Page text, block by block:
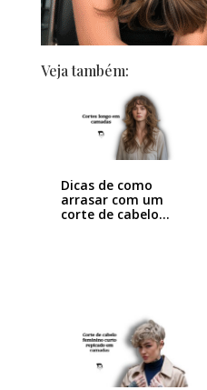
Veja também:
Dicas de como
arrasar com um
corte de cabelo…